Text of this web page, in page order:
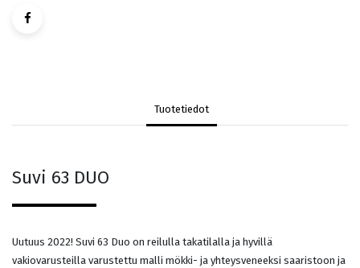
Tuotetiedot
Suvi 63 DUO
Uutuus 2022! Suvi 63 Duo on reilulla takatilalla ja hyvillä
vakiovarusteilla varustettu malli mökki- ja yhteysveneeksi saaristoon ja